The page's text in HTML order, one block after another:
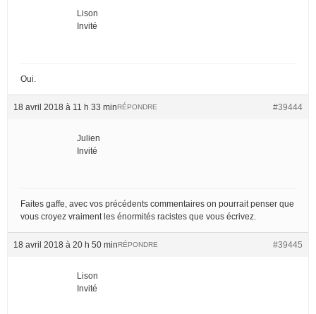
Lison
Invité
Oui.
18 avril 2018 à 11 h 33 min #39444
RÉPONDRE
Julien
Invité
Faites gaffe, avec vos précédents commentaires on pourrait penser que
vous croyez vraiment les énormités racistes que vous écrivez.
18 avril 2018 à 20 h 50 min #39445
RÉPONDRE
Lison
Invité